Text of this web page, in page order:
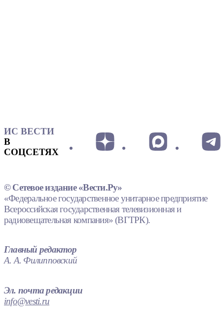
ИС ВЕСТИ
В
СОЦСЕТЯХ
© Сетевое издание «Вести.Ру»
«Федеральное государственное унитарное предприятие
Всероссийская государственная телевизионная и
радиовещательная компания» (ВГТРК).
Главный редактор
А. А. Филипповский
Эл. почта редакции
info@vesti.ru